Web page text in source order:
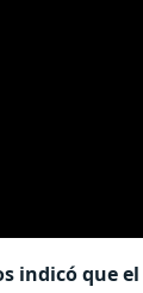
indicó que